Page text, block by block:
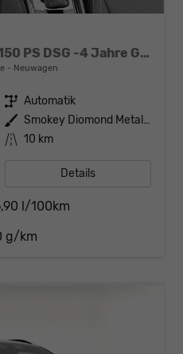
Selection 2,0 TDI 4x4 150 PS DSG -4 Jahre Garantie-Anhängerkupplung-Rückfahrkamera-2x PDC-AppleCarPlay-AndroidAuto-Tempomat-2-Zonen Climatronic-16''Alu
Neuwagen
Getriebe Automatik
Außenfarbe
Smokey Diomond Metallic
Kilometerstand 10 km
Details
l/100km
g/km